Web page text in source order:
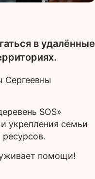
в удалённые
Сергеевны
SOS»
укрепления семьи
ресурсов.
помощи!